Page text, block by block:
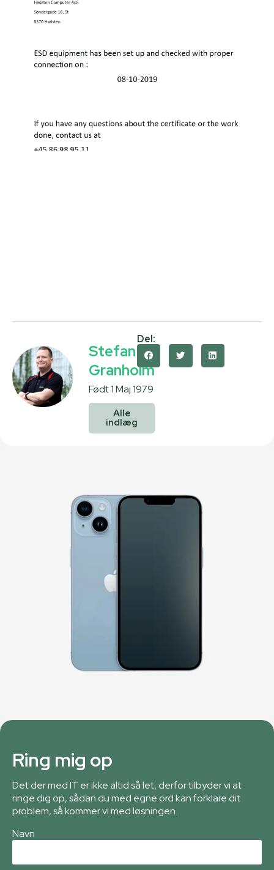
Stefan
Granholm
Født 1 Maj 1979
Alle
indlæg
Del:
Ring mig op
Det der med IT er ikke altid så let, derfor tilbyder vi at
ringe dig op, sådan du med egne ord kan forklare dit
problem, så kommer vi med løsningen.
Navn